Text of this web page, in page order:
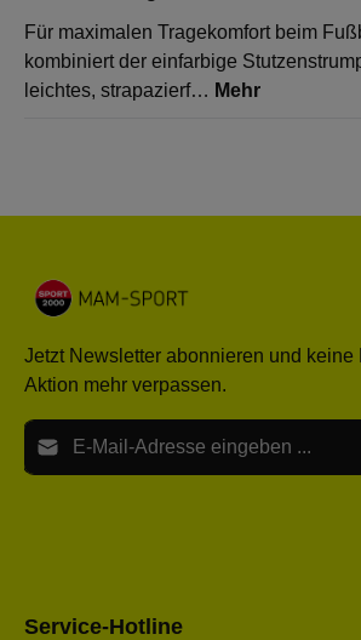
Für maximalen Tragekomfort beim
kombiniert der einfarbige
leichtes, strapazierf… Mehr
Jetzt Newsletter abonnieren und keine
Aktion mehr verpassen.
E-Mail-Adresse*
Service-Hotline